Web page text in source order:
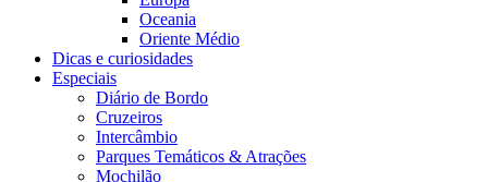
Oceania
Oriente Médio
Dicas e curiosidades
Especiais
Diário de Bordo
Cruzeiros
Intercâmbio
Parques Temáticos & Atrações
Mochilão